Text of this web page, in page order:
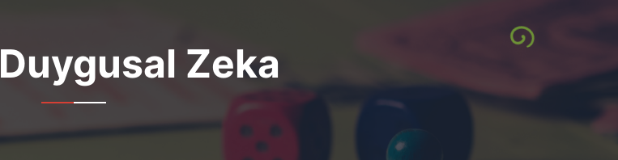
Duygusal Zeka